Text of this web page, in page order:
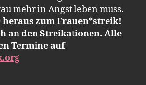
mehr in Angst leben muss.
heraus zum Frauen*streik!
an den Streikationen. Alle
Termine auf